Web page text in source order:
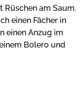
am Saum.
einen Fächer in
einen Anzug im
Bolero und